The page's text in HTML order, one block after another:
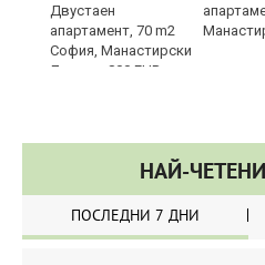
НАЙ-
ПОСЛЕДНИ 7 ДНИ